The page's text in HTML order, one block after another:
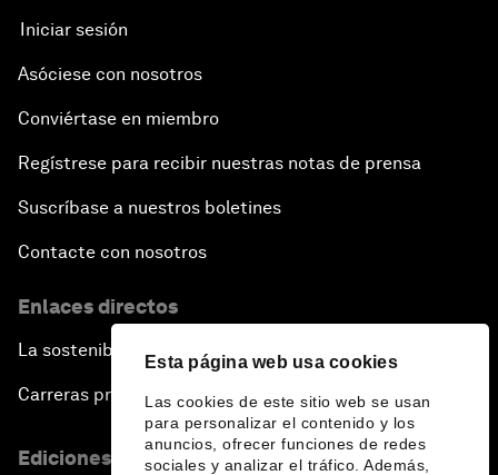
Esta página web usa cookies
Las cookies de este sitio web se usan
para personalizar el contenido y los
anuncios, ofrecer funciones de redes
sociales y analizar el tráfico. Además,
Iniciar sesión
Asóciese con nosotros
Conviértase en miembro
Regístrese para recibir nuestras notas de prensa
Suscríbase a nuestros boletines
Contacte con nosotros
Enlaces directos
La sostenibilidad en el Foro
Carreras profesionales
Ediciones en otros idiomas